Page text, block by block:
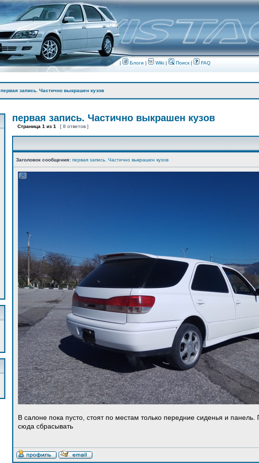
| Блоги | Wiki | Поиск| FAQ
первая запись. Частично выкрашен кузов
первая запись. Частично выкрашен кузов
Страница 1 из 1 [ 8 ответов ]
Заголовок сообщения: первая запись. Частично выкрашен кузов
В салоне пока пусто, стоят по местам только передние сиденья и
сюда сбрасывать